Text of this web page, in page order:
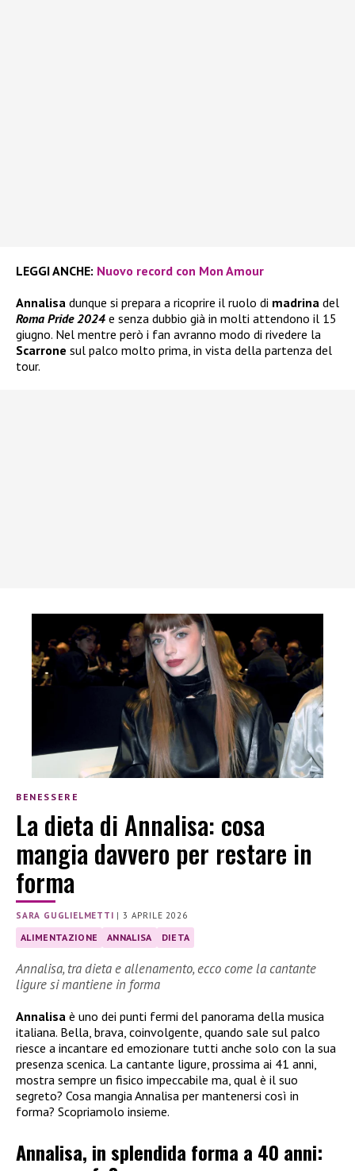
LEGGI ANCHE: Nuovo record con Mon Amour
Annalisa dunque si prepara a ricoprire il ruolo di madrina del
Roma Pride 2024 e senza dubbio già in molti attendono il 15
giugno. Nel mentre però i fan avranno modo di rivedere la
Scarrone sul palco molto prima, in vista della partenza del
tour.
BENESSERE
La dieta di Annalisa: cosa
mangia davvero per restare in
forma
SARA GUGLIELMETTI |3 APRILE 2026
ALIMENTAZIONE ANNALISA DIETA
Annalisa, tra dieta e allenamento, ecco come la cantante
ligure si mantiene in forma
Annalisa è uno dei punti fermi del panorama della musica
italiana. Bella, brava, coinvolgente, quando sale sul palco
riesce a incantare ed emozionare tutti anche solo con la sua
presenza scenica. La cantante ligure, prossima ai 41 anni,
mostra sempre un fisico impeccabile ma, qual è il suo
segreto? Cosa mangia Annalisa per mantenersi così in
forma? Scopriamolo insieme.
Annalisa, in splendida forma a 40 anni: